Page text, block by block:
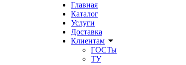
Главная
Каталог
Услуги
Доставка
Клиентам
ГОСТы
ТУ